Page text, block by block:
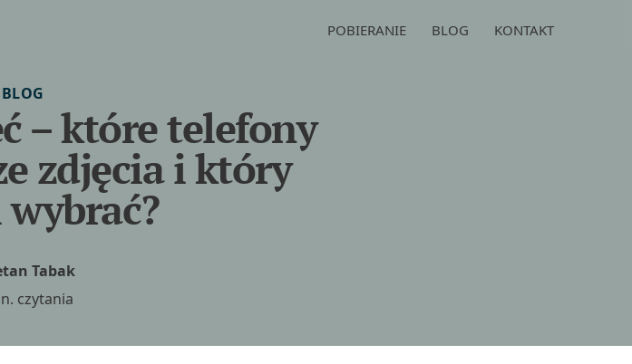
POBIERANIE BLOG KONTAKT
BLOG
– które telefony
zdjęcia i który
Tabak
czytania